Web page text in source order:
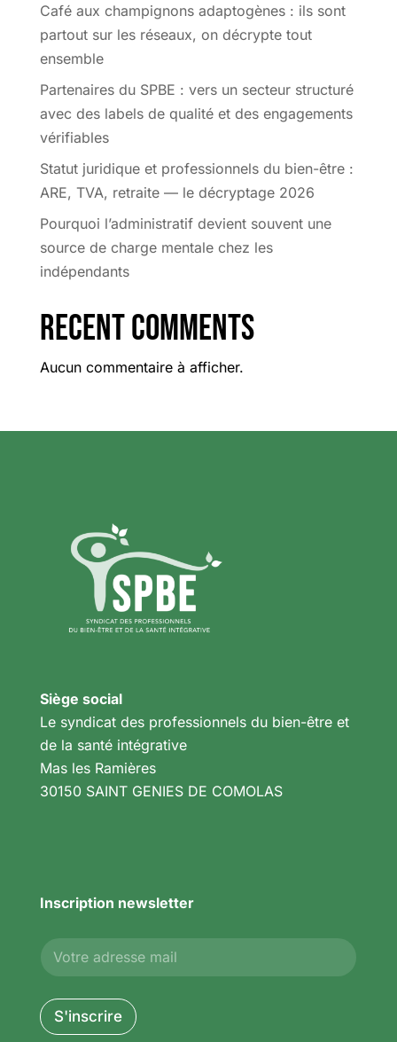
Café aux champignons adaptogènes : ils sont
partout sur les réseaux, on décrypte tout
ensemble
Partenaires du SPBE : vers un secteur structuré
avec des labels de qualité et des engagements
vérifiables
Statut juridique et professionnels du bien-être :
ARE, TVA, retraite — le décryptage 2026
Pourquoi l’administratif devient souvent une
source de charge mentale chez les
indépendants
Recent Comments
Aucun commentaire à afficher.
Siège social
Le syndicat des professionnels du bien-être et
de la santé intégrative
Mas les Ramières
30150 SAINT GENIES DE COMOLAS
Inscription newsletter
li
l
S'inscrire